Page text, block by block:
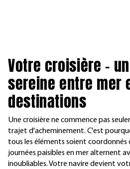
Votre croisière –
sereine entre mer
destinations
Une croisière ne commence pas
trajet d'acheminement. C'est
tous les éléments soient coordonnés
journées paisibles en mer alternent
inoubliables. Votre navire devient